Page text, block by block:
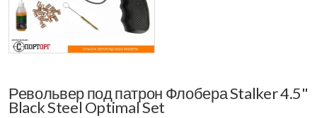
Револьвер под патрон Флобера Stalker 4.5"
Black Steel Optimal Set